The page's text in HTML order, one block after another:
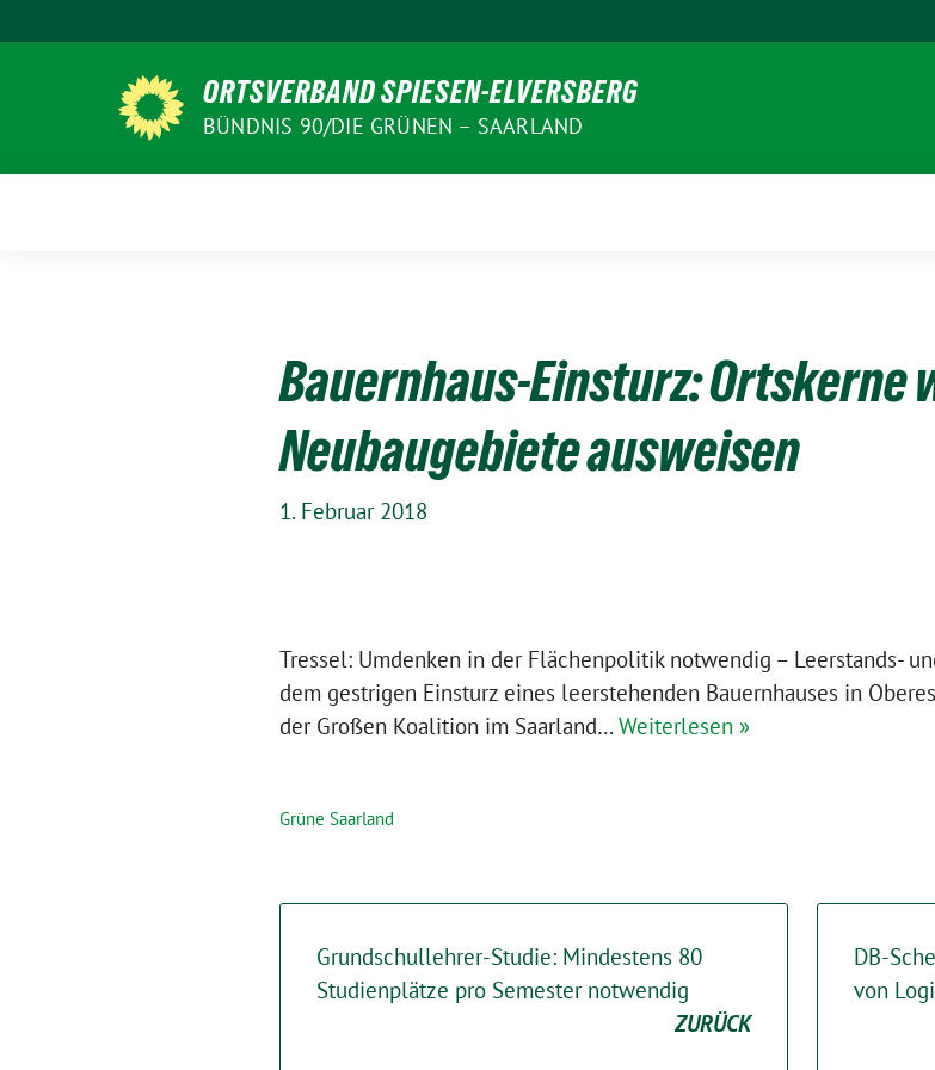
zum
ORTSVERBAND SPIESEN-ELVERSBERG
BÜNDNIS 90/DIE GRÜNEN – SAARLAND
Bauernhaus-Einsturz:
Neubaugebiete ausweisen
1. Februar 2018
Tressel: Umdenken in der Flächenpolitik notwendig – Leerstands-
dem gestrigen Einsturz eines leerstehenden Bauernhauses in
der Großen Koalition im Saarland… Weiterlesen »
Grüne Saarland
Grundschullehrer-Studie: Mindestens 80
Studienplätze pro Semester notwendig
ZURÜCK
DB-
von